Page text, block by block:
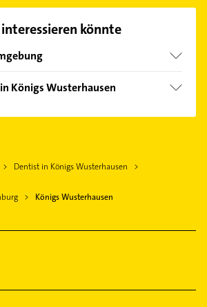
.
interessieren könnte
Königs Wusterhausen
Dentist in Königs Wusterhausen
Königs Wusterhausen